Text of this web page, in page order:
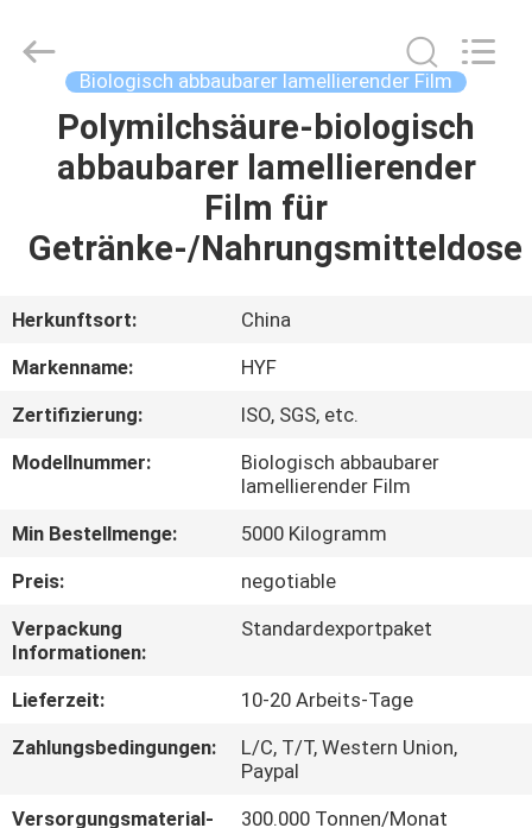
HAUS
ÜBER
FABRIK-
QUALITÄTSKONTROLLE
TRETEN
SIE
MIT
Ltd..
Biologisch abbaubarer lamellierender Film
Polymilchsäure-biologisch
abbaubarer lamellierender
Film für
Getränke-/Nahrungsmitteldose
Herkunftsort:
China
Markenname:
HYF
Zertifizierung:
ISO, SGS, etc.
Modellnummer:
Biologisch abbaubarer
lamellierender Film
Min Bestellmenge:
5000 Kilogramm
Preis:
negotiable
Verpackung
Informationen:
Standardexportpaket
Lieferzeit:
10-20 Arbeits-Tage
Zahlungsbedingungen:
L/C, T/T, Western Union,
Paypal
Versorgungsmaterial-
300.000 Tonnen/Monat